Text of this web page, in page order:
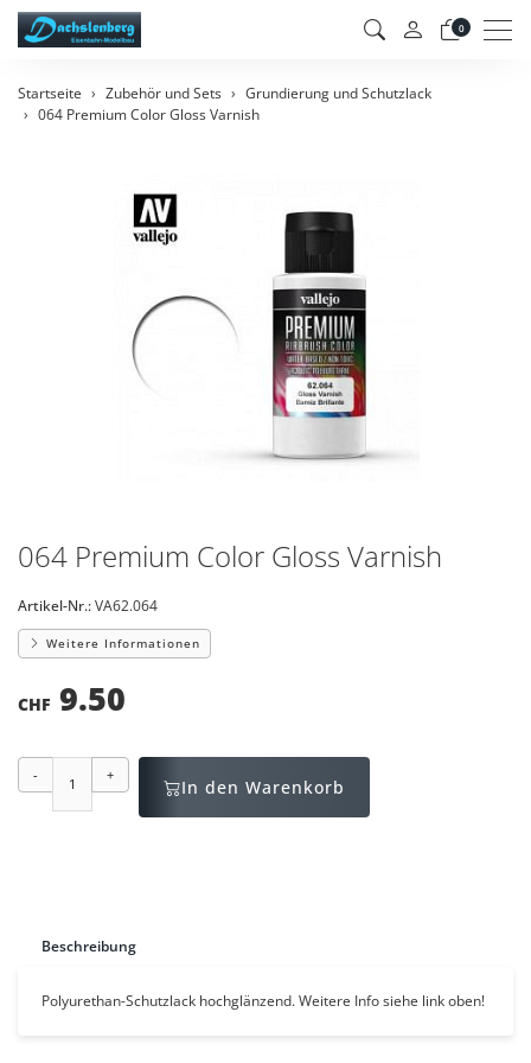
0
Startseite Zubehör und Sets
Grundierung und Schutzlack
064 Premium Color Gloss Varnish
064 Premium Color Gloss Varnish
Artikel-Nr.:VA62.064
Weitere Informationen
CHF 9.50
- +
In den Warenkorb
Beschreibung
Polyurethan-Schutzlack hochglänzend. Weitere Info siehe link oben!